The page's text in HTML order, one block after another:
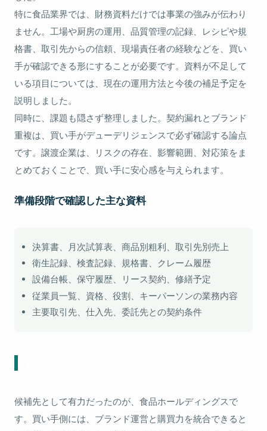
特に食品業界では、財務資料だけでは事業の強みが伝わり
ません。工場や厨房の運用、品質管理の記録、レシピや規
格書、取引先からの信頼、現場責任者の経験などを、買い
手が確認できる形にすることが必要です。資料が不足して
いる項目については、現在の運用方法と今後の補足予定を
説明しました。
同時に、課題も隠さず整理しました。契約漏れとブランド
重複は、買い手がデューデリジェンスで必ず確認する論点
です。譲渡企業は、リスクの存在、影響範囲、対応策をま
とめておくことで、買い手に安心感を与えられます。
準備段階で確認した主な資料
決算書、月次試算表、商品別粗利、取引先別売上
衛生記録、検査記録、規格書、クレーム履歴
設備台帳、保守履歴、リース契約、修繕予定
従業員一覧、資格、役割、キーパーソンの業務内容
主要取引先、仕入先、委託先との契約条件
候補先として有力だったのが、食品ホールディングスで
す。買い手側には、ブランド運営と購買力を統合できると